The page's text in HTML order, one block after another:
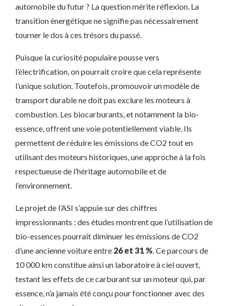
automobile du futur ? La question mérite réflexion. La
transition énergétique ne signifie pas nécessairement
tourner le dos à ces trésors du passé.
Puisque la curiosité populaire pousse vers
l’électrification, on pourrait croire que cela représente
l’unique solution. Toutefois, promouvoir un modèle de
transport durable ne doit pas exclure les moteurs à
combustion. Les biocarburants, et notamment la bio-
essence, offrent une voie potentiellement viable. Ils
permettent de réduire les émissions de CO2 tout en
utilisant des moteurs historiques, une approche à la fois
respectueuse de l’héritage automobile et de
l’environnement.
Le projet de l’ASI s’appuie sur des chiffres
impressionnants : des études montrent que l’utilisation de
bio-essences pourrait diminuer les émissions de CO2
d’une ancienne voiture entre 26 et 31 %. Ce parcours de
10 000 km constitue ainsi un laboratoire à ciel ouvert,
testant les effets de ce carburant sur un moteur qui, par
essence, n’a jamais été conçu pour fonctionner avec des